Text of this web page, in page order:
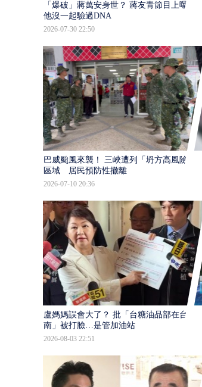
「爆破」蔣萬安身世？ 蔣友青節目上曝：
他沒一起驗過DNA
2026-07-30 22:50
巴威颱風來襲！ 三峽遭列「坍方高風險」
區域 居民預防性撤離
2026-07-10 20:36
盧媽媽誤會大了？ 批「台糖油品部在台
南」被打臉…是管加油站
2026-08-03 22:51